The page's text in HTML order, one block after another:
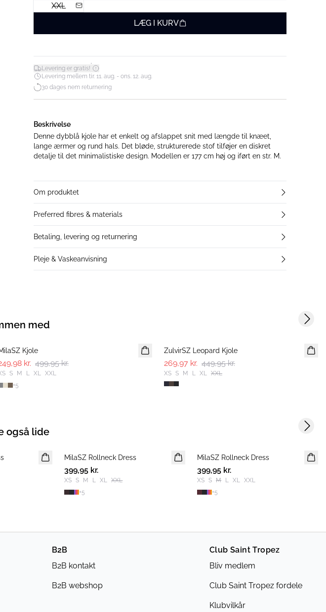
XXL
LÆG I KURV
Levering er gratis!*
Levering mellem tir. 11. aug. - ons. 12. aug.
30 dages nem returnering
Beskrivelse
Denne dybblå kjole har et enkelt og afslappet snit med længde til knæet,
lange ærmer og rund hals. Det bløde, strukturerede stof tilføjer en diskret
detalje til det minimalistiske design. Modellen er 177 cm høj og iført en str. M.
Om produktet
Preferred fibres & materials
Betaling, levering og returnering
Pleje & Vaskeanvisning
med
-50%
Kjole
kr. 499,95 kr.
S M L XL XXL
+5
ZulvirSZ Leopard Kjole
269,97 kr. 449,95 kr.
XS S M L XL XXL
Next
også lide
NYHED
MilaSZ Rollneck Dress
399,95 kr.
XS S M L XL XXL
+5
NYHED
MilaSZ Rollneck Dress
399,95 kr.
XS S M L XL XXL
+5
Next
B2B
B2B kontakt
B2B webshop
Club Saint Tropez
Bliv medlem
Club Saint Tropez fordele
Klubvilkår